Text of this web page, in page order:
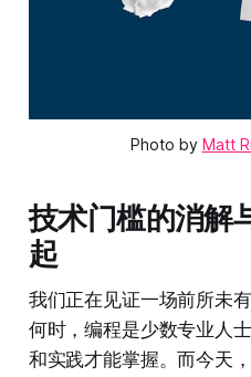
Photo by Matt
技术门槛的消解
起
我们正在见证一场前所未
何时，编程是少数专业人
和实践才能掌握。而今天